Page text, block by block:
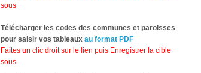
sous
Télécharger les codes des communes et paroisses
pour saisir vos tableaux au format PDF
Faites un clic droit sur le lien puis Enregistrer la cible
sous